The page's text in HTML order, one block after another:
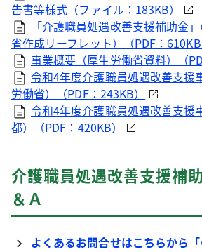
告書等様式（ファイル：183KB）
「介護職員処遇改善支援補助金
省作成リーフレット）（PDF：610KB
事業概要（厚生労働省資料）（
令和4年度介護職員処遇改善支援
労働省）（PDF：243KB）
令和4年度介護職員処遇改善支援
都）（PDF：420KB）
介護職員処遇改善支援補
＆Ａ
よくあるお問合せはこちらから